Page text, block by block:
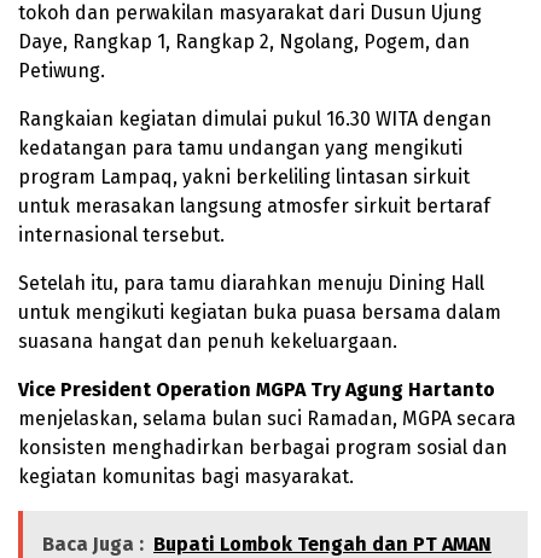
tokoh dan perwakilan masyarakat dari Dusun Ujung
Daye, Rangkap 1, Rangkap 2, Ngolang, Pogem, dan
Petiwung.
Rangkaian kegiatan dimulai pukul 16.30 WITA dengan
kedatangan para tamu undangan yang mengikuti
program Lampaq, yakni berkeliling lintasan sirkuit
untuk merasakan langsung atmosfer sirkuit bertaraf
internasional tersebut.
Setelah itu, para tamu diarahkan menuju Dining Hall
untuk mengikuti kegiatan buka puasa bersama dalam
suasana hangat dan penuh kekeluargaan.
Vice President Operation MGPA Try Agung Hartanto
menjelaskan, selama bulan suci Ramadan, MGPA secara
konsisten menghadirkan berbagai program sosial dan
kegiatan komunitas bagi masyarakat.
Baca Juga : Bupati Lombok Tengah dan PT AMAN